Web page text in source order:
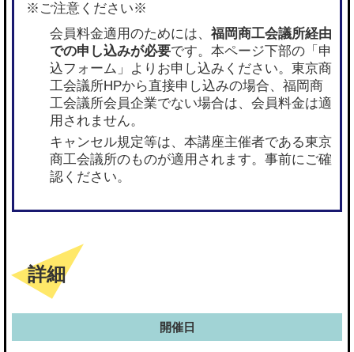
※ご注意ください※
会員料金適用のためには、 福岡商工会議所経由
での申し込みが必要です。本ページ下部の「申
込フォーム」よりお申し込みください。東京商
工会議所HPから直接申し込みの場合、福岡商
工会議所会員企業でない場合は、会員料金は適
用されません。
キャンセル規定等は、本講座主催者である東京
商工会議所のものが適用されます。事前にご確
認ください。
詳細
開催日